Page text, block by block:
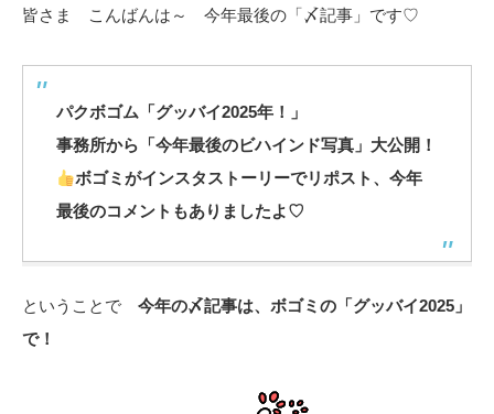
皆さま こんばんは～ 今年最後の「〆記事」です♡
パクボゴム「グッバイ2025年！」
事務所から「今年最後のビハインド写真」大公開！
ボゴミがインスタストーリーでリポスト、今年
最後のコメントもありましたよ♡
ということで 今年の〆記事は、ボゴミの「グッバイ2025」
で！